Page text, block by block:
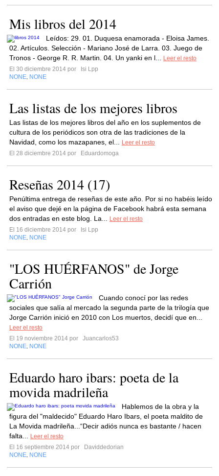
Mis libros del 2014
Leídos: 29. 01. Duquesa enamorada - Eloisa James.
02. Artículos. Selección - Mariano José de Larra. 03. Juego de
Tronos - George R. R. Martin. 04. Un yanki en l...
Leer el resto
El 30 diciembre 2014 por
Isi Lpp
NONE NONE
Las listas de los mejores libros
Las listas de los mejores libros del año en los suplementos de
cultura de los periódicos son otra de las tradiciones de la
Navidad, como los mazapanes, el...
Leer el resto
El 28 diciembre 2014 por
Eduardomoga
Reseñas 2014 (17)
Penúltima entrega de reseñas de este año. Por si no habéis leído
el aviso que dejé en la página de Facebook habrá esta semana
dos entradas en este blog. La...
Leer el resto
El 16 diciembre 2014 por
Isi Lpp
NONE NONE
"LOS HUÉRFANOS" de Jorge
Carrión
Cuando conocí por las redes
sociales que salía al mercado la segunda parte de la trilogía que
Jorge Carrión inició en 2010 con Los muertos, decidí que en...
Leer el resto
El 19 noviembre 2014 por
Juancarlos53
NONE NONE
Eduardo haro ibars: poeta de la
movida madrileña
Hablemos de la obra y la
figura del "maldecido" Eduardo Haro Ibars, el poeta maldito de
La Movida madrileña...“Decir adiós nunca es bastante / hacen
falta...
Leer el resto
El 16 septiembre 2014 por
Daviddedorian
NONE NONE